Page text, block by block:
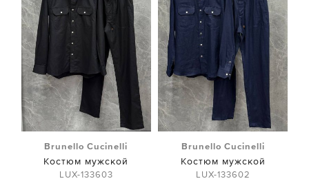
Brunello Cucinelli
Костюм мужской
LUX-133603
Brunello Cucinelli
Костюм мужской
LUX-133602